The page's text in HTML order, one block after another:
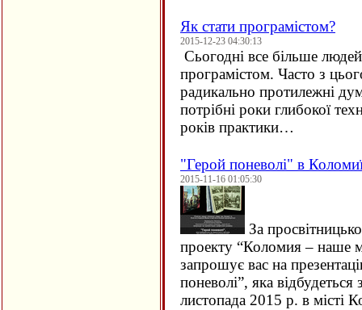
Як стати програмістом?
2015-12-23 04:30:13
Сьогодні все більше
програмістом. Часто з
радикально протилежні
потрібні роки глибокої
років практики…
"Герой поневолі" в
2015-11-16 01:05:30
За
проекту “Коломия – наше
запрошує вас на
поневолі”, яка відбудеться
листопада 2015 р. в місті